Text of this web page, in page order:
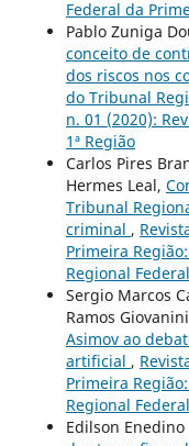
Federal da
Pablo Zuniga
conceito de
dos riscos nos
do Tribunal
n. 01 (2020):
1ª Região
Carlos Pires
Hermes Leal,
Tribunal
criminal ,
Primeira
Regional
Sergio Marcos
Ramos
Asimov ao
artificial ,
Primeira
Regional
Edilson Enedino